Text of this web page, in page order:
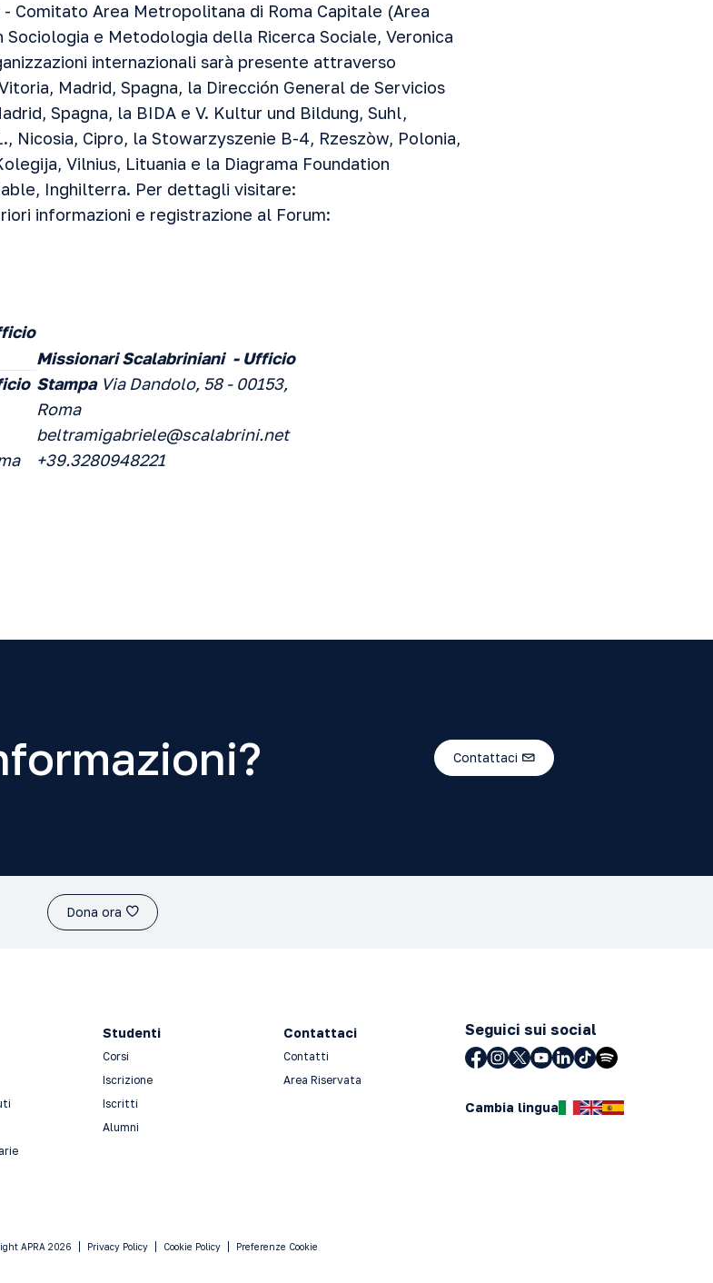
Comitato Area Metropolitana di Roma Capitale (Area
e Metodologia della Ricerca Sociale, Veronica
internazionali sarà presente attraverso
Madrid, Spagna, la Dirección General de Servicios
Spagna, la BIDA e V. Kultur und Bildung, Suhl,
Nicosia, Cipro, la Stowarzyszenie B-4, Rzeszòw, Polonia,
Vilnius, Lituania e la Diagrama Foundation
Inghilterra. Per dettagli visitare:
informazioni e registrazione al Forum:
Missionari Scalabriniani - Ufficio
Stampa Via Dandolo, 58 - 00153,
Roma
beltramigabriele@scalabrini.net
+39.3280948221
Contattaci
Dona ora
Studenti
Corsi
Iscrizione
Iscritti
Alumni
Contattaci
Contatti
Area Riservata
Seguici sui social
Cambia lingua
APRA 2026 Privacy Policy Cookie Policy Preferenze Cookie